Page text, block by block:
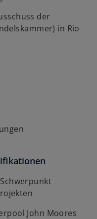
der
in Rio
John Moores